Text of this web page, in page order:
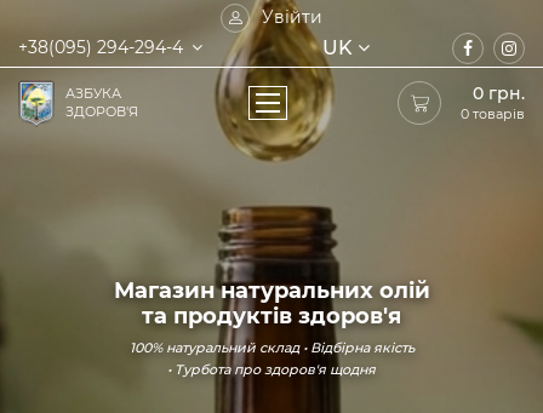
Увійти
+38(095) 294-294-4
UK
АЗБУКА
ЗДОРОВ'Я
0 грн.
0 товарів
Магазин натуральних олій
та продуктів здоров'я
100% натуральний склад • Відбірна якість
• Турбота про здоров'я щодня